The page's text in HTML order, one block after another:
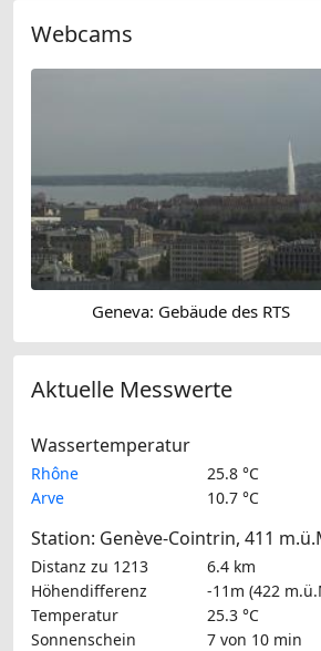
Webcams
Geneva: Gebäude des RTS
Aktuelle Messwerte
Wassertemperatur
Rhône
25.8 °C
Arve
10.7 °C
Station: Genève-Cointrin, 411
Distanz zu 1213
6.4 km
Höhendifferenz
-11m (422
Temperatur
25.3 °C
Sonnenschein
7 von 10 min